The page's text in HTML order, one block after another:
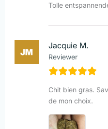
Tolle
Jacquie M.
Reviewer
Chit bien gras.
de mon choix.